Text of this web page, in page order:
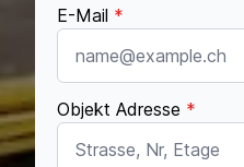
E-Mail *
Objekt Adresse *